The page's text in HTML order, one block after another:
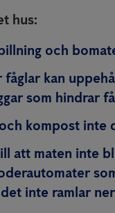
hus:
och
kan
som hindrar
kompost inte
att maten inte
inte ramlar